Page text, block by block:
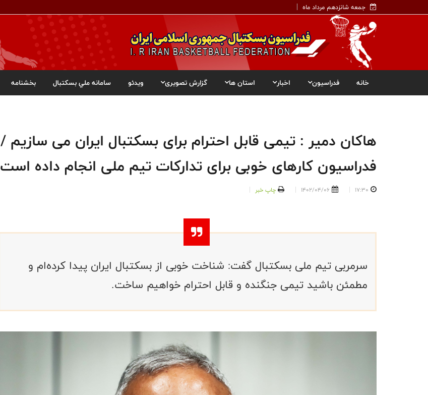
جمعه شانزدهم مرداد ماه
خانه فدراسیون اخبار استان ها گزارش تصویری ویدئو سامانه ملي بسکتبال بخشنامه
هاکان دمیر : تیمی قابل احترام برای بسکتبال ایران می سازیم /
فدراسیون کارهای خوبی برای تدارکات تیم ملی انجام داده است
17:30
1402/04/06 چاپ خبر
سرمربی تیم ملی بسکتبال گفت: شناخت خوبی از بسکتبال ایران پیدا کرده‌ام و
مطمئن باشید تیمی جنگنده و قابل احترام خواهیم ساخت.